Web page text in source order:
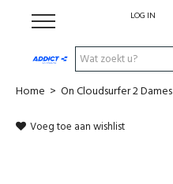
LOG IN
Cadeaubon
Home > On Cloudsurfer 2 Dames
Voeg toe aan wishlist